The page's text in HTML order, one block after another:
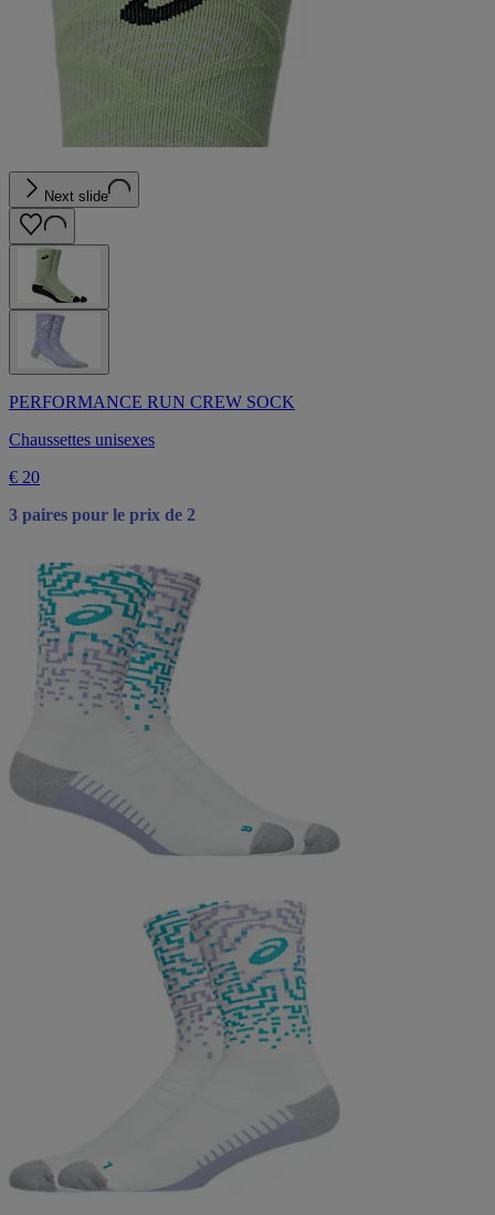
Next slide
PERFORMANCE RUN CREW SOCK
Chaussettes unisexes
€ 20
3 paires pour le prix de 2